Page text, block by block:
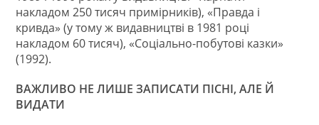
накладом 250 тисяч примірників), «Правда і
кривда» (у тому ж видавництві в 1981 році
накладом 60 тисяч), «Соціально-побутові казки»
(1992).
ВАЖЛИВО НЕ ЛИШЕ ЗАПИСАТИ ПІСНІ, АЛЕ Й
ВИДАТИ